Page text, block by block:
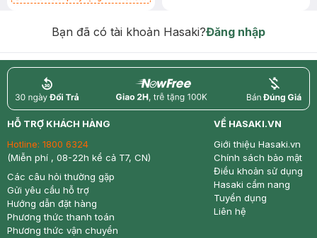
Bạn đã có tài khoản Hasaki?Đăng nhập
return nowfree price
HỖ TRỢ KHÁCH HÀNG
Hotline: 1800 6324
(Miễn phí , 08-22h kể cả T7, CN)
Các câu hỏi thường gặp
Gửi yêu cầu hỗ trợ
Hướng dẫn đặt hàng
Phương thức thanh toán
Phương thức vận chuyển
VỀ HASAKI.VN
Giới thiệu Hasaki.vn
Chính sách bảo mật
Điều khoản sử dụng
Hasaki cẩm nang
Tuyển dụng
Liên hệ